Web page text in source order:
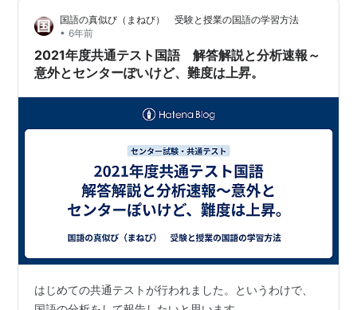
べた知識を「どう使うか」の方が社会を生きる上で必要
となったのです。このような状況に対応するため、共通
テストではあらかじめ語彙を提示し、それを使って問題
を解くという行為を求めてきたのです。これは受験国…
国語の真似び（まねび） 受験と授業の国語の学習方法
• 6年前
2021年度共通テスト国語 解答解説と分析速報～
意外とセンターぽいけど、難度は上昇。
はじめての共通テストが行われました。というわけで、